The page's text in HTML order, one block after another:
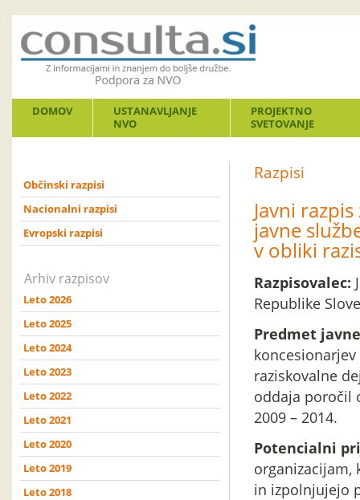
DOMOV
USTANAVLJANJE
NVO
PROJEKTNO
SVETOVANJE
Občinski razpisi
Nacionalni razpisi
Evropski razpisi
Arhiv razpisov
Leto 2026
Leto 2025
Leto 2024
Leto 2023
Leto 2022
Leto 2021
Leto 2020
Leto 2019
Leto 2018
Razpisi
Javni
javne
v obliki
Razpisovalec:
Republike
Predmet
raziskovalne
oddaja poročil
2009 – 2014.
Potencialni
organizacijam,
in izpolnjujejo